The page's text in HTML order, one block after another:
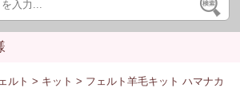
ルト > キット > フェルト羊毛キット ハマナカ